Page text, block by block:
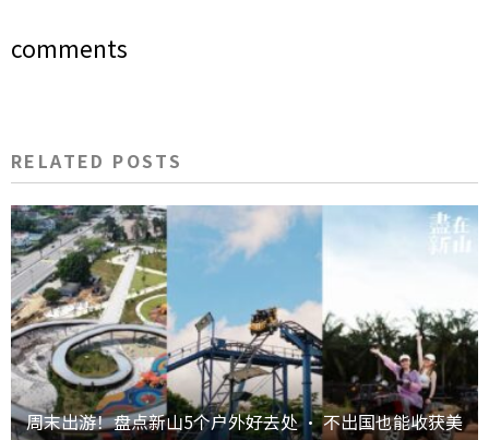
comments
RELATED POSTS
周末出游！盘点新山5个户外好去处 · 不出国也能收获美